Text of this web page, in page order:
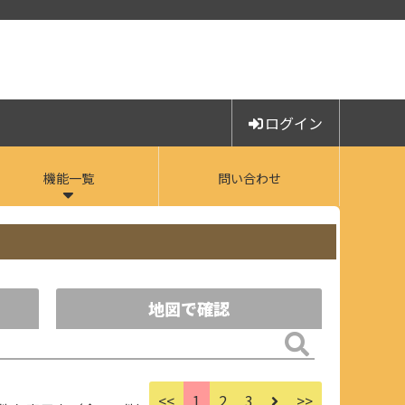
ログイン
機能一覧 問い合わせ
地図で確認
<< 1 2 3 >>